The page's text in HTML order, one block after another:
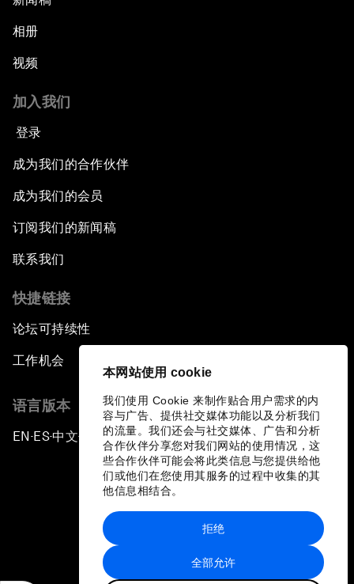
本网站使用 cookie
我们使用 Cookie 来制作贴合用户需求的内
容与广告、提供社交媒体功能以及分析我们
的流量。我们还会与社交媒体、广告和分析
合作伙伴分享您对我们网站的使用情况，这
些合作伙伴可能会将此类信息与您提供给他
们或他们在您使用其服务的过程中收集的其
他信息相结合。
全部允许
拒绝
相册
视频
加入我们
登录
成为我们的合作伙伴
成为我们的会员
订阅我们的新闻稿
联系我们
快捷链接
论坛可持续性
工作机会
语言版本
EN ▪ES▪中文▪ 日本語
站点地图